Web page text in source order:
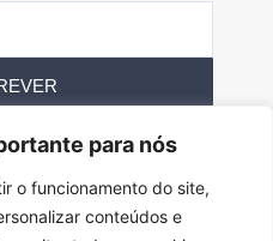
para nós
o funcionamento do site,
conteúdos e
nos